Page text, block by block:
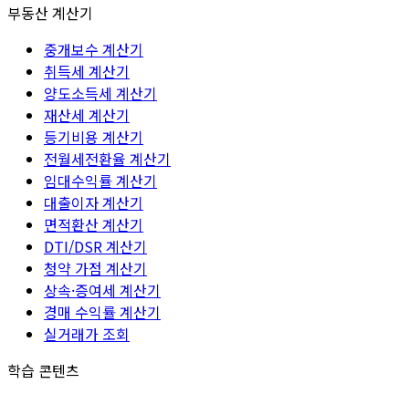
부동산 계산기
중개보수 계산기
취득세 계산기
양도소득세 계산기
재산세 계산기
등기비용 계산기
전월세전환율 계산기
임대수익률 계산기
대출이자 계산기
면적환산 계산기
DTI/DSR 계산기
청약 가점 계산기
상속·증여세 계산기
경매 수익률 계산기
실거래가 조회
학습 콘텐츠